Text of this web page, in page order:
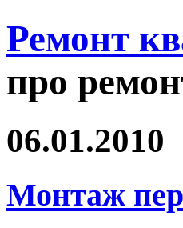
Ремонт
про
06.01.2010
Монтаж